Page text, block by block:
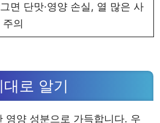
면 단맛·영양 손실, 열 많은 사
의
로 알기
영양 성분으로 가득합니다. 우